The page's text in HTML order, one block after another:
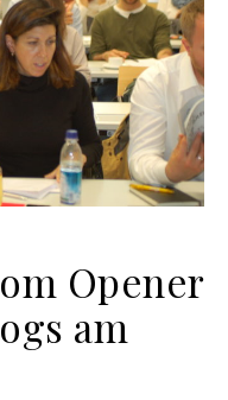
Opener
am